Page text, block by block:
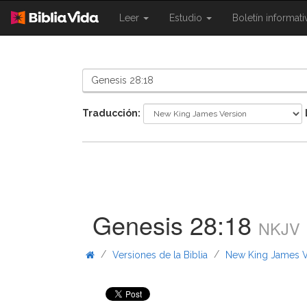
Leer
{{
Estudio
{{
Boletín
Traducción:
Genesis 28:18 NKJV
/ Versiones de la Biblia / New King James